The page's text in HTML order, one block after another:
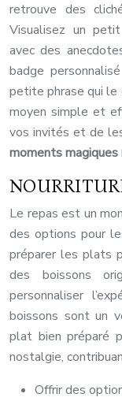
retrouve des
Visualisez un petit
avec des
badge
petite phrase qui le
moyen simple et
vos invités et de
moments
Le repas est un
des options pour
préparer les plats
des boissons
personnaliser
boissons sont un
plat bien préparé
nostalgie,
Offrir des